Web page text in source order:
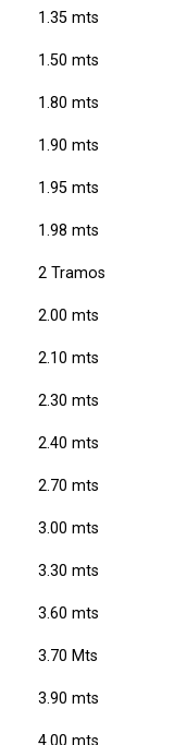
1.35 mts
1.50 mts
1.80 mts
1.90 mts
1.95 mts
1.98 mts
2 Tramos
2.00 mts
2.10 mts
2.30 mts
2.40 mts
2.70 mts
3.00 mts
3.30 mts
3.60 mts
3.70 Mts
3.90 mts
4.00 mts